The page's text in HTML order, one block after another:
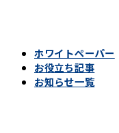
ホワイトペーパー
お役立ち記事
お知らせ一覧